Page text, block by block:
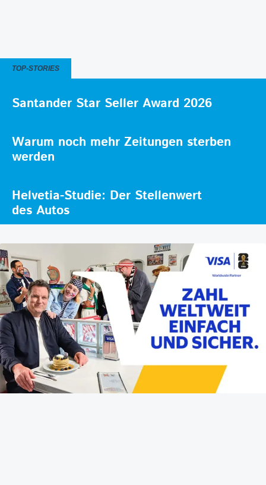
TOP-STORIES
Santander Star Seller Award 2026
Warum noch mehr Zeitungen sterben
werden
Helvetia-Studie: Der Stellenwert
des Autos